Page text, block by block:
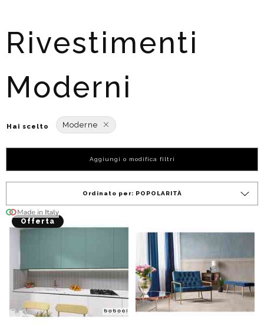
Rivestimenti
Moderni
Hai scelto Moderne
Aggiungi o modifica filtri
Ordinato per: POPOLARITÀ
Offerta